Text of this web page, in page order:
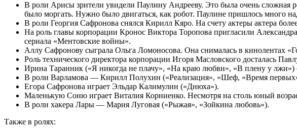
В роли Арисы зрители увидели Паулину Андрееву. Это была очень сложная
было моргать. Нужно было двигаться, как робот. Паулине пришлось много
В роли Георгия Сафронова снялся Кирилл Кяро. На счету актеры актера
На роль главы корпорации Кронос Виктора Торопова пригласили
сериала «Ментовские войны».
Аллу Сафронову сыграла Ольга Ломоносова. Она снималась в кинолентах
Роль технического директора корпорации Игоря Масловского досталась
Ирина Таранник («Я никогда не плачу», «На краю любви», «В плену у лжи»)
В роли Варламова — Кирилл Полухин («Реализация», «Шеф, «Время
Егора Сафронова играет Эльдар Калимулин («Днюха»).
Маленькую Соню играет Виталия Корниенко. Несмотря на столь юный
В роли хакера Лары — Мария Луговая («Рыжая», «Зойкина любовь»).
Также в ролях: